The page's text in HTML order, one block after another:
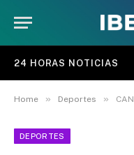
24 HORAS NOTICIAS
Home » Deportes » CAN
DEPORTES